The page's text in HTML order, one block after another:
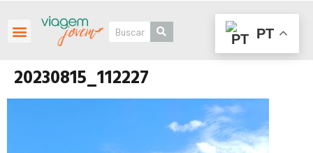
20230815_112227
PT